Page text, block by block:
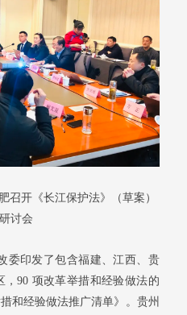
召开《长江保护法》（草案）
讨会
委印发了包含福建、江西、贵
90 项改革举措和经验做法的
和经验做法推广清单》。贵州